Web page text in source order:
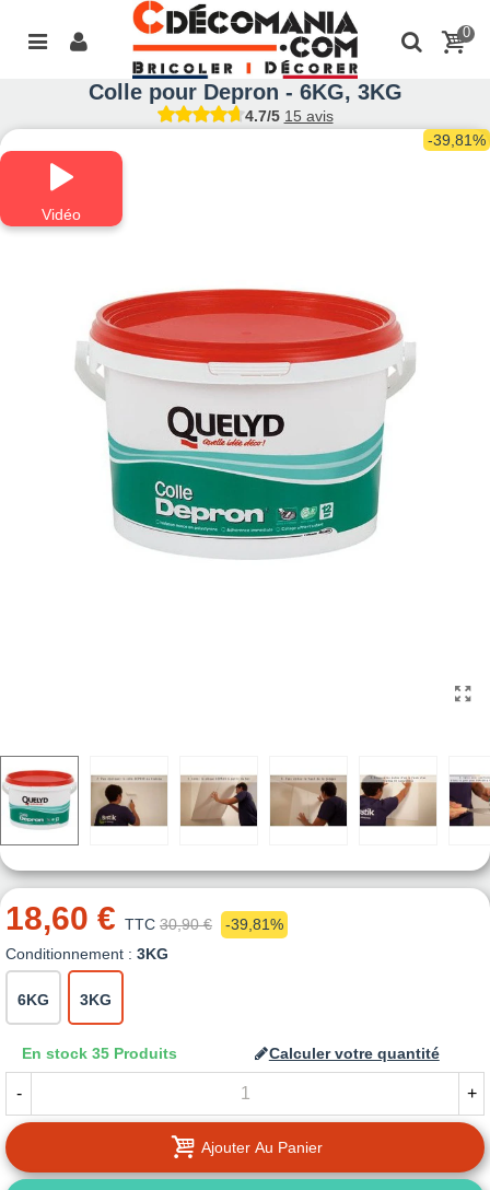
0
Colle pour Depron - 6KG, 3KG
4.7/5 15 avis
Vidéo
-39,81%
18,60 € TTC 30,90 €
-39,81%
Conditionnement : 3KG
6KG 3KG
En stock 35 Produits Calculer votre quantité
- +
Ajouter Au Panier